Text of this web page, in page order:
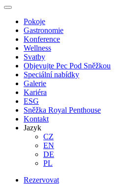
Pokoje
Gastronomie
Konference
Wellness
Svatby
Objevujte Pec Pod Sněžkou
Speciální nabídky
Galerie
Kariéra
ESG
Sněžka Royal Penthouse
Kontakt
Jazyk
CZ
EN
DE
PL
Rezervovat